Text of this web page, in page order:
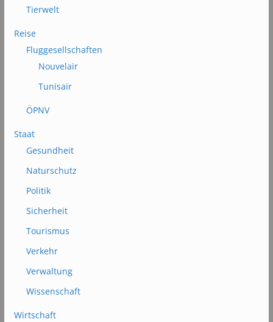
Tierwelt
Reise
Fluggesellschaften
Nouvelair
Tunisair
ÖPNV
Staat
Gesundheit
Naturschutz
Politik
Sicherheit
Tourismus
Verkehr
Verwaltung
Wissenschaft
Wirtschaft